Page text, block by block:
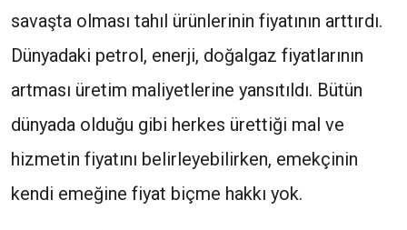
savaşta olması tahıl ürünlerinin fiyatının arttırdı.
Dünyadaki petrol, enerji, doğalgaz fiyatlarının
artması üretim maliyetlerine yansıtıldı. Bütün
dünyada olduğu gibi herkes ürettiği mal ve
hizmetin fiyatını belirleyebilirken, emekçinin
kendi emeğine fiyat biçme hakkı yok.